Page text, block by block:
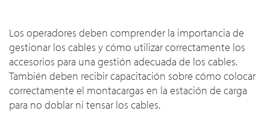
Los operadores deben comprender la importancia de
gestionar los cables y cómo utilizar correctamente los
accesorios para una gestión adecuada de los cables.
También deben recibir capacitación sobre cómo colocar
correctamente el montacargas en la estación de carga
para no doblar ni tensar los cables.